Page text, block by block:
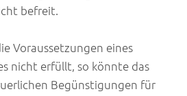
befreit.
Voraussetzungen eines
nicht erfüllt, so könnte das
Begünstigungen für